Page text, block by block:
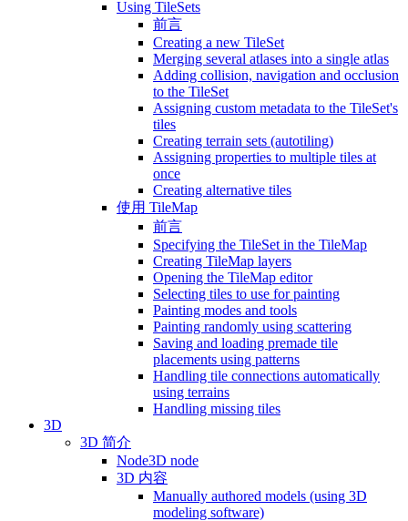
Using TileSets
前言
Creating a new TileSet
Merging several atlases into a single atlas
Adding collision, navigation and occlusion
to the TileSet
Assigning custom metadata to the TileSet's
tiles
Creating terrain sets (autotiling)
Assigning properties to multiple tiles at
once
Creating alternative tiles
使用 TileMap
前言
Specifying the TileSet in the TileMap
Creating TileMap layers
Opening the TileMap editor
Selecting tiles to use for painting
Painting modes and tools
Painting randomly using scattering
Saving and loading premade tile
placements using patterns
Handling tile connections automatically
using terrains
Handling missing tiles
3D
3D 简介
Node3D node
3D 内容
Manually authored models (using 3D
modeling software)